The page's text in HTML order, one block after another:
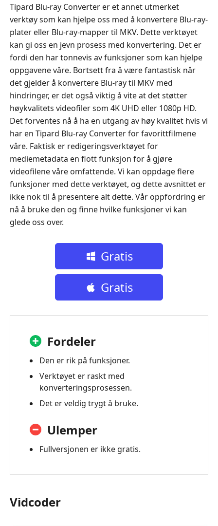
Tipard Blu-ray Converter er et annet utmerket
verktøy som kan hjelpe oss med å konvertere Blu-ray-
plater eller Blu-ray-mapper til MKV. Dette verktøyet
kan gi oss en jevn prosess med konvertering. Det er
fordi den har tonnevis av funksjoner som kan hjelpe
oppgavene våre. Bortsett fra å være fantastisk når
det gjelder å konvertere Blu-ray til MKV med
hindringer, er det også viktig å vite at det støtter
høykvalitets videofiler som 4K UHD eller 1080p HD.
Det forventes nå å ha en utgang av høy kvalitet hvis vi
har en Tipard Blu-ray Converter for favorittfilmene
våre. Faktisk er redigeringsverktøyet for
mediemetadata en flott funksjon for å gjøre
videofilene våre omfattende. Vi kan oppdage flere
funksjoner med dette verktøyet, og dette avsnittet er
ikke nok til å presentere alt dette. Vår oppfordring er
nå å bruke den og finne hvilke funksjoner vi kan
glede oss over.
Gratis
nedlasting
Gratis
nedlasting
Fordeler
Den er rik på funksjoner.
Verktøyet er raskt med
konverteringsprosessen.
Det er veldig trygt å bruke.
Ulemper
Fullversjonen er ikke gratis.
Vidcoder